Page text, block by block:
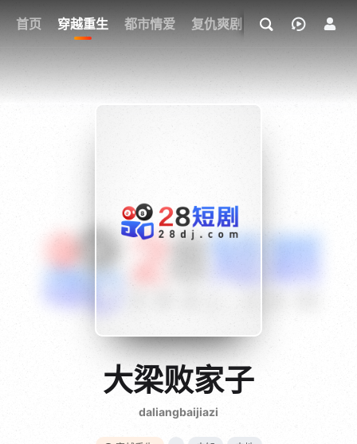
首页 穿越重生 都市情爱 复仇爽剧 玄幻武侠 奇幻
我的观影记录
{if condition="$obj.vod_points
gt 0"}
28短剧
大梁败家子
daliangbaijiazi